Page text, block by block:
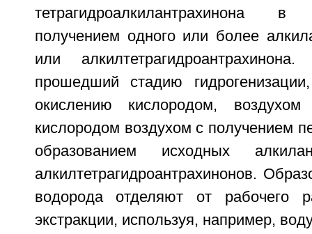
тетрагидроалкилантрахинона
получением одного или более
или
прошедший стадию
окислению кислородом,
кислородом воздухом с получением
образованием исходных
алкилтетрагидроантрахинонов.
водорода отделяют от рабочего
экстракции, используя, например,